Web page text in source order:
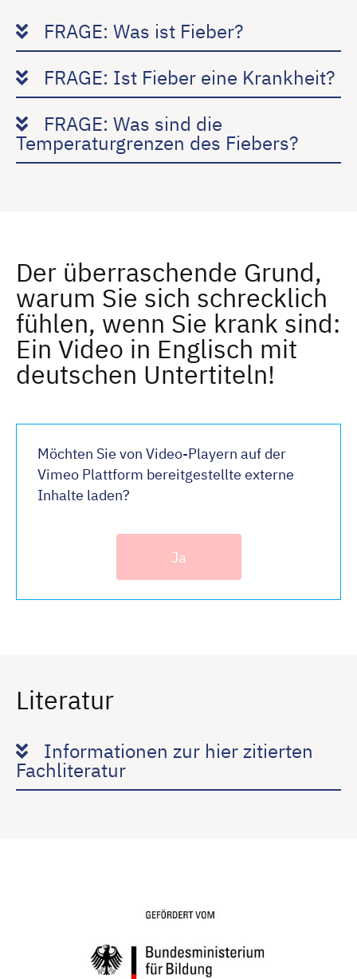
FRAGE: Was ist Fieber?
FRAGE: Ist Fieber eine Krankheit?
FRAGE: Was sind die
Temperaturgrenzen des Fiebers?
Der überraschende Grund,
warum Sie sich schrecklich
fühlen, wenn Sie krank sind:
Ein Video in Englisch mit
deutschen Untertiteln!
Möchten Sie von Video-Playern auf der
Vimeo Plattform bereitgestellte externe
Inhalte laden?
Ja
Literatur
Informationen zur hier zitierten
Fachliteratur
Das FieberApp-Register wird von
BMBF